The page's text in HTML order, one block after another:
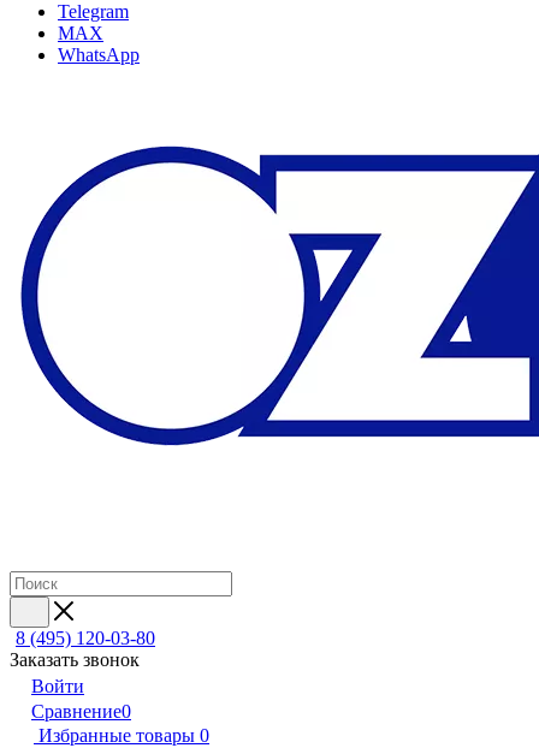
Telegram
MAX
WhatsApp
8 (495) 120-03-80
Заказать звонок
Войти
Сравнение0
Избранные товары 0